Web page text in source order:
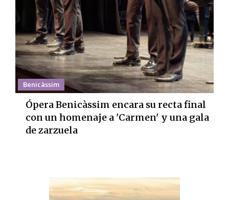
Benicàssim
Ópera Benicàssim encara su recta final
con un homenaje a 'Carmen' y una gala
de zarzuela